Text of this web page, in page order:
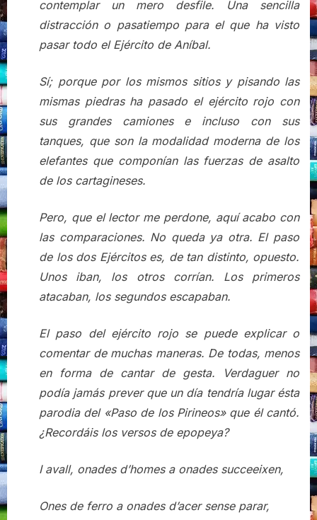
contemplar un mero desfile. Una sencilla
distracción o pasatiempo para el que ha visto
pasar todo el Ejército de Aníbal.
Sí; porque por los mismos sitios y pisando las
mismas piedras ha pasado el ejército rojo con
sus grandes camiones e incluso con sus
tanques, que son la modalidad moderna de los
elefantes que componían las fuerzas de asalto
de los cartagineses.
Pero, que el lector me perdone, aquí acabo con
las comparaciones. No queda ya otra. El paso
de los dos Ejércitos es, de tan distinto, opuesto.
Unos iban, los otros corrían. Los primeros
atacaban, los segundos escapaban.
El paso del ejército rojo se puede explicar o
comentar de muchas maneras. De todas, menos
en forma de cantar de gesta. Verdaguer no
podía jamás prever que un día tendría lugar ésta
parodia del «Paso de los Pirineos» que él cantó.
¿Recordáis los versos de epopeya?
I avall, onades d’homes a onades succeeixen,
Ones de ferro a onades d’acer sense parar,